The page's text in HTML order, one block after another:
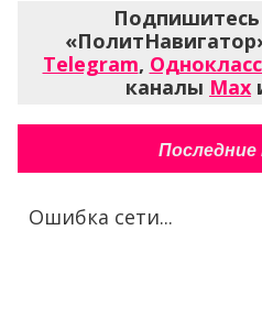
Подпишитесь
Telegram,
каналы Max
Ошибка сети...